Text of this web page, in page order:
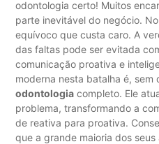
odontologia certo! Muitos
parte inevitável do negócio.
equívoco que custa caro. A
das faltas pode ser evitada
comunicação proativa e
moderna nesta batalha é,
odontologia completo. Ele
problema, transformando a
de reativa para proativa.
que a grande maioria dos